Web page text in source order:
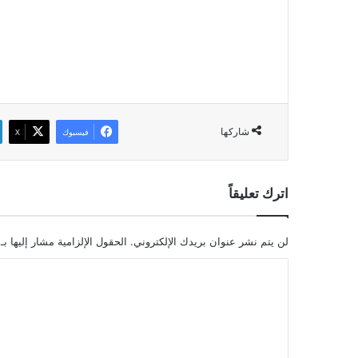
شاركها فيسبوك ‫X
اترك تعليقاً
لن يتم نشر عنوان بريدك الإلكتروني. الحقول الإلزامية مشار إليها بـ